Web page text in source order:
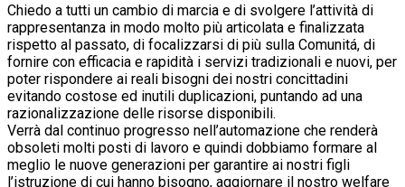
Chiedo a tutti un cambio di marcia e di svolgere l’attività di
rappresentanza in modo molto più articolata e finalizzata
rispetto al passato, di focalizzarsi di più sulla Comunitá, di
fornire con efficacia e rapidità i servizi tradizionali e nuovi, per
poter rispondere ai reali bisogni dei nostri concittadini
evitando costose ed inutili duplicazioni, puntando ad una
razionalizzazione delle risorse disponibili.
Verrà dal continuo progresso nell’automazione che renderà
obsoleti molti posti di lavoro e quindi dobbiamo formare al
meglio le nuove generazioni per garantire ai nostri figli
l’istruzione di cui hanno bisogno, aggiornare il nostro welfare